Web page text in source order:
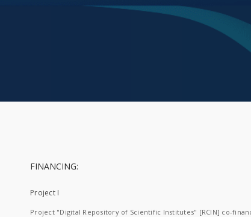
FINANCING:
Project I
Project "Digital Repository of Scientific Institutes" [RCIN] co-